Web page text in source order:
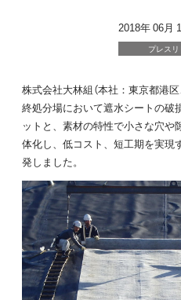
2018年 06月
プレス
株式会社大林組（本社：東京都港
終処分場において遮水シートの破
ットと、素材の特性で小さな穴
体化し、低コスト、短工期を実現
発しました。